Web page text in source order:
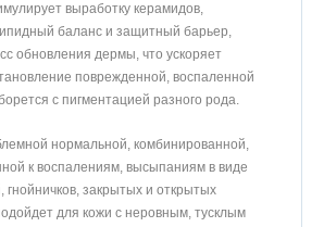
выработку керамидов,
баланс и защитный барьер,
обновления дермы, что ускоряет
поврежденной, воспаленной
с пигментацией разного рода.
нормальной, комбинированной,
к воспалениям, высыпаниям в виде
гнойничков, закрытых и открытых
для кожи с неровным, тусклым